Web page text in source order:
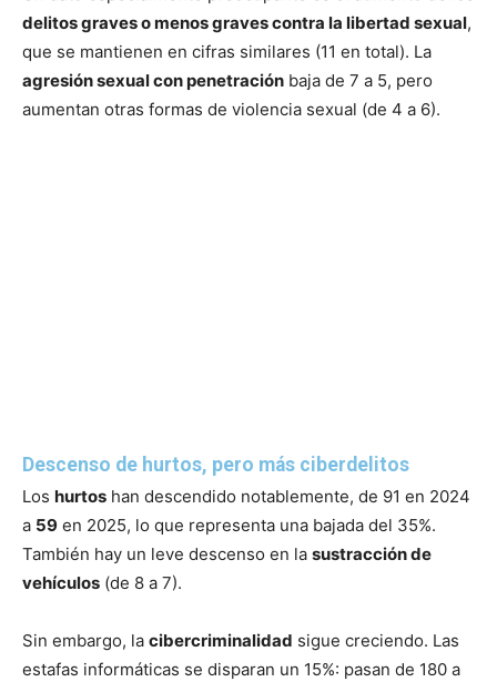
delitos graves o menos graves contra la libertad sexual,
que se mantienen en cifras similares (11 en total). La
agresión sexual con penetración baja de 7 a 5, pero
aumentan otras formas de violencia sexual (de 4 a 6).
Descenso de hurtos, pero más ciberdelitos
Los hurtos han descendido notablemente, de 91 en 2024
a 59 en 2025, lo que representa una bajada del 35%.
También hay un leve descenso en la sustracción de
vehículos (de 8 a 7).
Sin embargo, la cibercriminalidad sigue creciendo. Las
estafas informáticas se disparan un 15%: pasan de 180 a